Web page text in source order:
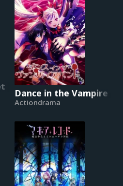
Dance in the Vampire
Actiondrama